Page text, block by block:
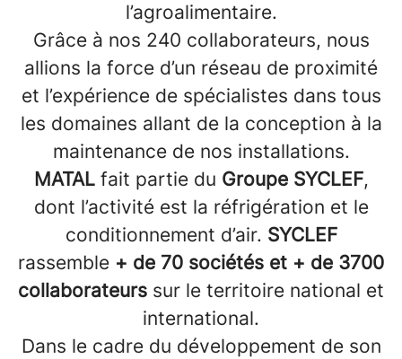
l’agroalimentaire.
Grâce à nos 240 collaborateurs, nous
allions la force d’un réseau de proximité
et l’expérience de spécialistes dans tous
les domaines allant de la conception à la
maintenance de nos installations.
MATALfait partie du Groupe SYCLEF,
dont l’activité est la réfrigération et le
conditionnement d’air. SYCLEF
rassemble + de 70 sociétés et + de 3700
collaborateurs sur le territoire national et
international.
Dans le cadre du développement de son